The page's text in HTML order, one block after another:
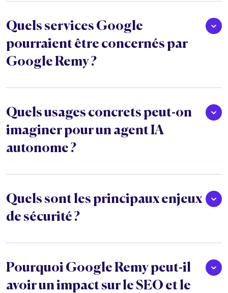
Quels services Google
pourraient être concernés par
Google Remy ?
Quels usages concrets peut-on
imaginer pour un agent IA
autonome ?
Quels sont les principaux enjeux
de sécurité ?
Pourquoi Google Remy peut-il
avoir un impact sur le SEO et le